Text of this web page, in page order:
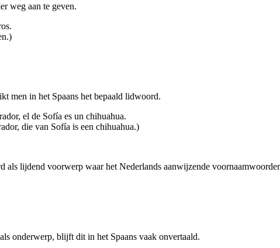
weg aan te geven.
men in het Spaans het bepaald lidwoord.
el de Sofía es un chihuahua.
die van Sofía is een chihuahua.)
als lijdend voorwerp waar het Nederlands aanwijzende
onderwerp, blijft dit in het Spaans vaak onvertaald.